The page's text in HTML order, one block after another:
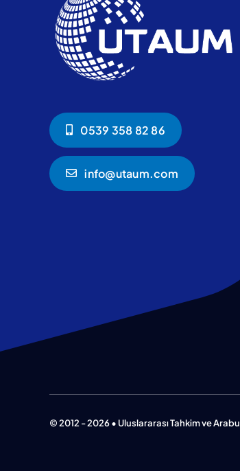
0539 358 82 86
info@utaum.com
© 2012 - 2026 • Uluslararası Tahkim ve